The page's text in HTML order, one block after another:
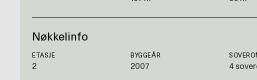
Nøkkelinfo
ETASJE
2
BYGGEÅR
2007 4